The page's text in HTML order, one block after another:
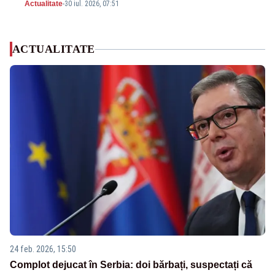
Actualitate-30 iul. 2026, 07:51
ACTUALITATE
24 feb. 2026, 15:50
Complot dejucat în Serbia: doi bărbați, suspectați că